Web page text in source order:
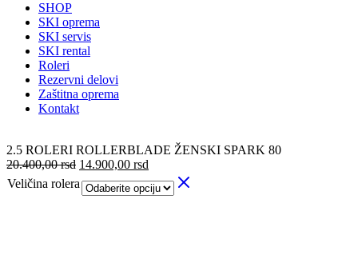
SHOP
SKI oprema
SKI servis
SKI rental
Roleri
Rezervni delovi
Zaštitna oprema
Kontakt
2.5 ROLERI ROLLERBLADE ŽENSKI SPARK 80
20.400,00rsd Originalna
cena
je
14.900,00 rsd
cena
je:
Veličina rolera